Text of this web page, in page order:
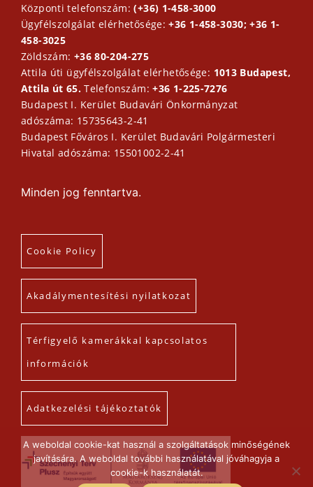
Központi telefonszám:(+36) 1-458-3000
Ügyfélszolgálat elérhetősége:+36 1-458-3030; +36 1-
458-3025
Zöldszám: +36 80-204-275
Attila úti ügyfélszolgálat elérhetősége: 1013 Budapest,
Attila út 65.Telefonszám:+36 1-225-7276
Budapest I. Kerület Budavári Önkormányzat
adószáma: 15735643-2-41
Budapest Főváros I. Kerület Budavári Polgármesteri
Hivatal adószáma: 15501002-2-41
Minden jog fenntartva.
Cookie Policy
Akadálymentesítési nyilatkozat
Térfigyelő kamerákkal kapcsolatos
információk
Adatkezelési tájékoztatók
A weboldal cookie-kat használ a szolgáltatások minőségének
javítására. A weboldal további használatával jóváhagyja a
cookie-k használatát.